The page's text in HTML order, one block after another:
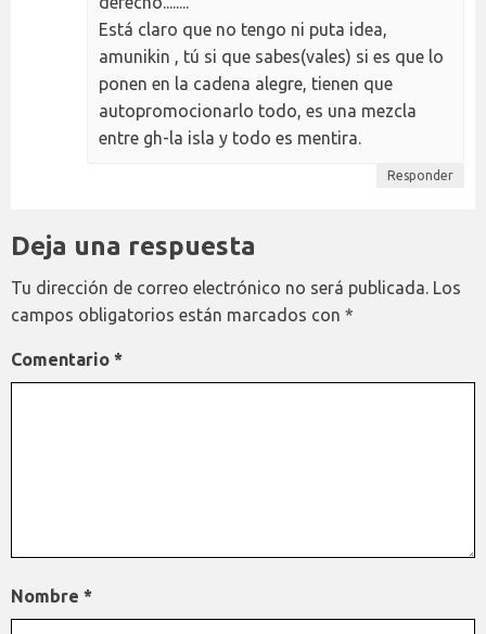
Está claro que no tengo ni puta idea,
amunikin , tú si que sabes(vales) si es que lo
ponen en la cadena alegre, tienen que
autopromocionarlo todo, es una mezcla
entre gh-la isla y todo es mentira.
Responder
Deja una respuesta
Tu dirección de correo electrónico no será publicada. Los
campos obligatorios están marcados con *
Comentario *
Nombre *